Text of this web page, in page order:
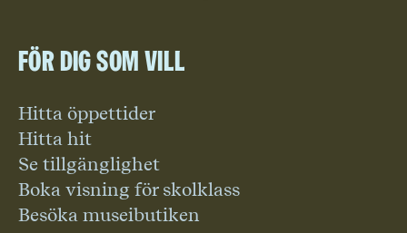
För dig som vill
Hitta öppettider
Hitta hit
Se tillgänglighet
Boka visning för skolklass
Besöka museibutiken